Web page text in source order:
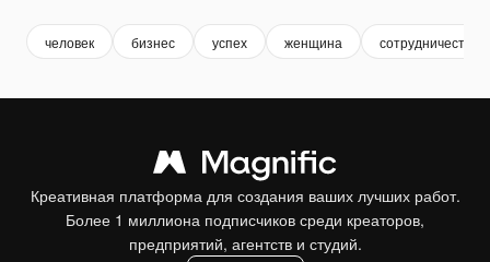
человек бизнес успех женщина сотрудничество
Креативная платформа для создания ваших лучших работ.
Более 1 миллиона подписчиков среди креаторов,
предприятий, агентств и студий.